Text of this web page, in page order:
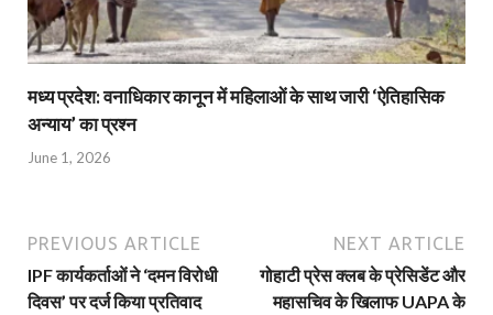
मध्य प्रदेश: वनाधिकार कानून में महिलाओं के साथ जारी ‘ऐतिहासिक
अन्याय’ का प्रश्न
June 1, 2026
PREVIOUS ARTICLE
IPF कार्यकर्ताओं ने ‘दमन विरोधी
दिवस’ पर दर्ज किया प्रतिवाद
NEXT ARTICLE
गोहाटी प्रेस क्‍लब के प्रेसिडेंट और
महासचिव के खिलाफ UAPA के